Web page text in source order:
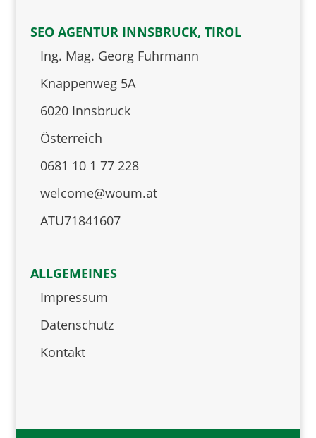
SEO AGENTUR INNSBRUCK, TIROL
Ing. Mag. Georg Fuhrmann
Knappenweg 5A
6020 Innsbruck
Österreich
0681 10 1 77 228
welcome@woum.at
ATU71841607
ALLGEMEINES
Impressum
Datenschutz
Kontakt